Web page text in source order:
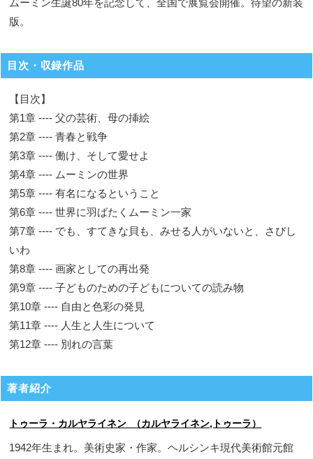
ムーミン生誕80年を記念して、全国で展覧会開催。待望の新装
版。
目次・収録作品
【目次】
第1章 ---- 父の芸術、母の挿絵
第2章 ---- 青春と戦争
第3章 ---- 働け、そして愛せよ
第4章 ---- ムーミンの世界
第5章 ---- 有名になるということ
第6章 ---- 世界に羽ばたくムーミン一家
第7章 ---- でも、すてきな貝も、みせる人がいないと、さびし
いわ
第8章 ---- 画家としての再出発
第9章 ---- 子どものための子どもについての読み物
第10章 ---- 自由と色彩の発見
第11章 ---- 人生と人生について
第12章 ---- 別れの言葉
著者紹介
トゥーラ・カルヤライネン （カルヤライネン,トゥーラ）
1942年生まれ。美術史家・作家。ヘルシンキ現代美術館元館